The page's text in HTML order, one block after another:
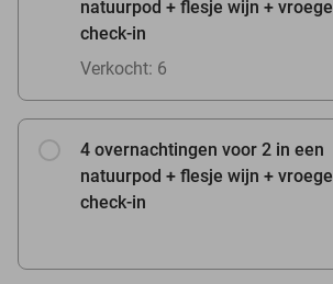
natuurpod + flesje wijn + vroege
check-in
Verkocht: 6
4 overnachtingen voor 2 in een
natuurpod + flesje wijn + vroege
check-in